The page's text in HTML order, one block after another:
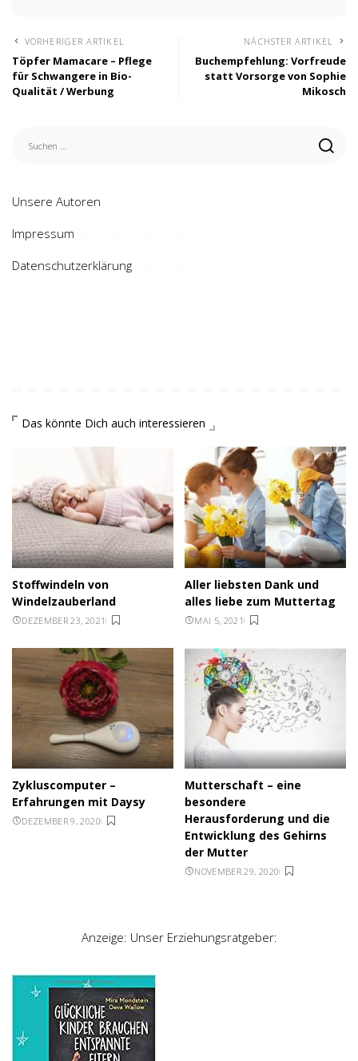
VORHERIGER ARTIKEL
Töpfer Mamacare – Pflege
für Schwangere in Bio-
Qualität / Werbung
NÄCHSTER ARTIKEL
Buchempfehlung: Vorfreude
statt Vorsorge von Sophie
Mikosch
Unsere Autoren
Impressum
Datenschutzerklärung
Das könnte Dich auch interessieren
Stoffwindeln von
Windelzauberland
DEZEMBER 23, 2021
Aller liebsten Dank und
alles liebe zum Muttertag
MAI 5, 2021
Zykluscomputer –
Erfahrungen mit Daysy
DEZEMBER 9, 2020
Mutterschaft – eine
besondere
Herausforderung und die
Entwicklung des Gehirns
der Mutter
NOVEMBER 29, 2020
Anzeige: Unser Erziehungsratgeber: